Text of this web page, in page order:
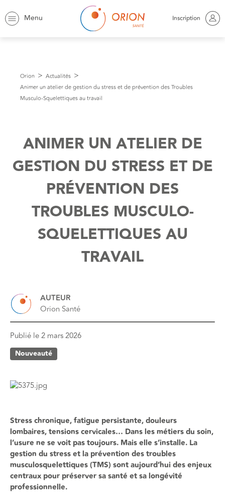
Menu Inscription
Orion
Actualités
Animer un atelier de gestion du stress et de prévention des Troubles
Musculo-Squelettiques au travail
ANIMER UN ATELIER DE
GESTION DU STRESS ET DE
PRÉVENTION DES
TROUBLES MUSCULO-
SQUELETTIQUES AU
TRAVAIL
AUTEUR
Orion Santé
Publié le2 mars 2026
Nouveauté
Stress chronique, fatigue persistante, douleurs
lombaires, tensions cervicales… Dans les métiers du soin,
l’usure ne se voit pas toujours. Mais elle s’installe. La
gestion du stress et la prévention des troubles
musculosquelettiques (TMS) sont aujourd’hui des enjeux
centraux pour préserver sa santé et sa longévité
professionnelle.